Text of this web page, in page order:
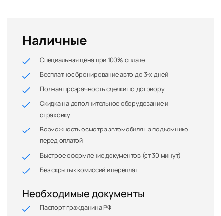
Наличные
Специальная цена при 100% оплате
Бесплатное бронирование авто до 3-х дней
Полная прозрачность сделки по договору
Скидка на дополнительное оборудование и
страховку
Возможность осмотра автомобиля на подъемнике
перед оплатой
Быстрое оформление документов (от 30 минут)
Без скрытых комиссий и переплат
Необходимые документы
Паспорт гражданина РФ